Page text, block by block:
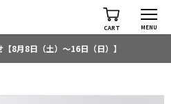
CART MENU
8月8日（土）～16日（日）】